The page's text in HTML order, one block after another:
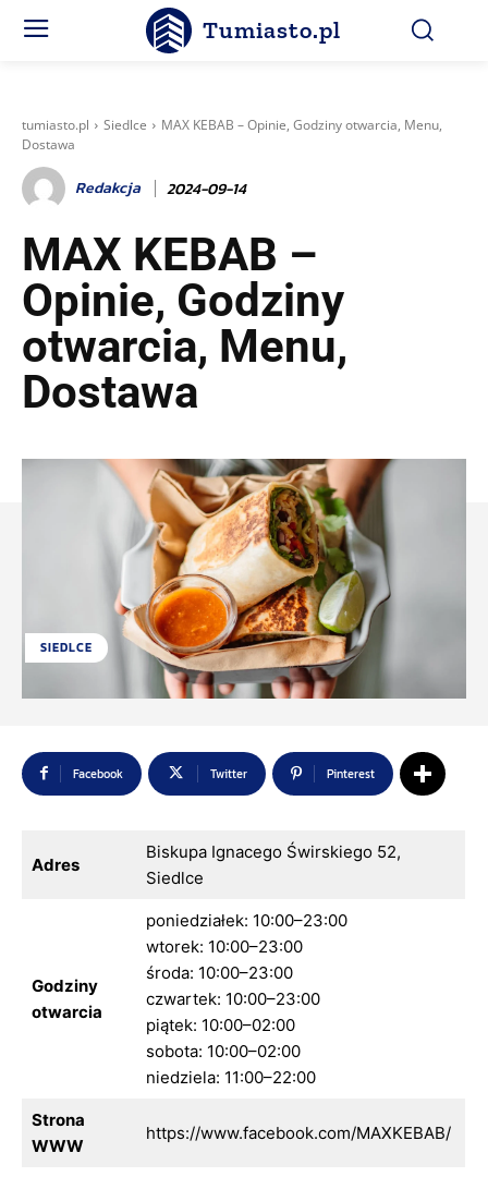
Tumiasto.pl
tumiasto.pl Siedlce
MAX KEBAB – Opinie, Godziny otwarcia, Menu,
Dostawa
Redakcja 2024-09-14
MAX KEBAB –
Opinie, Godziny
otwarcia, Menu,
Dostawa
SIEDLCE
Facebook Twitter Pinterest
Adres
Biskupa Ignacego Świrskiego 52,
Siedlce
Godziny
otwarcia
poniedziałek: 10:00–23:00
wtorek: 10:00–23:00
środa: 10:00–23:00
czwartek: 10:00–23:00
piątek: 10:00–02:00
sobota: 10:00–02:00
niedziela: 11:00–22:00
Strona
WWW
https://www.facebook.com/MAXKEBAB/